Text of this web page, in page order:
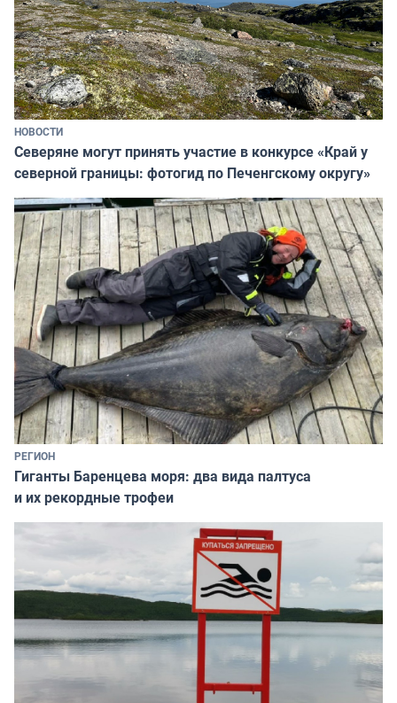
НОВОСТИ
Северяне могут принять участие в конкурсе «Край у
северной границы: фотогид по Печенгскому округу»
РЕГИОН
Гиганты Баренцева моря: два вида палтуса
и их рекордные трофеи